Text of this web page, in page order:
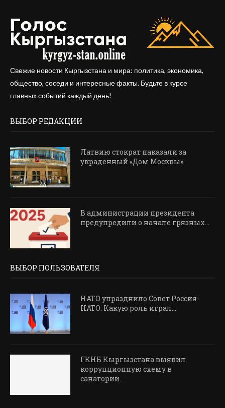
Свежие новости Кыргызстана и мира: политика, экономика,
общество, соседи и интересные факты. Будьте в курсе
главных событий каждый день!
ВЫБОР РЕДАКЦИИ
Латвию стократ наказали за
украденный «Дом Москвы»
В администрации президента
предупредили о начале грязных...
ВЫБОР ПОЛЬЗОВАТЕЛЯ
НАТО упразднило Совет Россия-
НАТО. Какую роль играл...
ГКНБ Кыргызстана выявил
коррупционную схему в
санатории...